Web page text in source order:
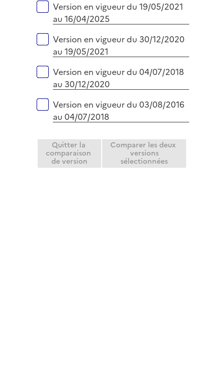
Version en vigueur du 19/05/2021
au 16/04/2025
Version en vigueur du 30/12/2020
au 19/05/2021
Version en vigueur du 04/07/2018
au 30/12/2020
Version en vigueur du 03/08/2016
au 04/07/2018
Quitter la
comparaison
de version
Comparer les deux
versions
sélectionnées